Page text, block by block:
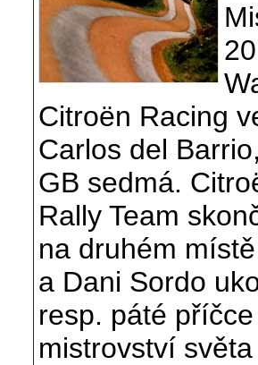
Citroën Racing
Carlos del
GB sedmá.
Rally Team
na druhém
a Dani Sordo
resp. páté
mistrovství